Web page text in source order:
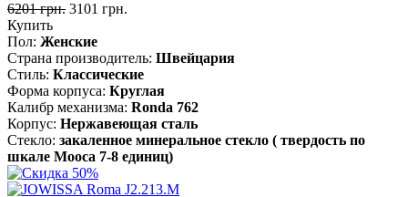
6201 грн. 3101 грн.
Купить
Пол: Женские
Страна производитель: Швейцария
Стиль: Классические
Форма корпуса: Круглая
Калибр механизма: Ronda 762
Корпус: Нержавеющая cталь
Стекло: закаленное минеральное стекло ( твердость по
шкале Мооса 7-8 единиц)